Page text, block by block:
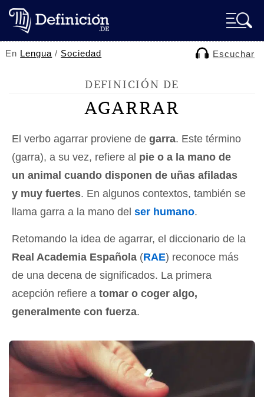
En Lengua / Sociedad Escuchar
DEFINICIÓN DE
AGARRAR
El verbo agarrar proviene de garra. Este término
(garra), a su vez, refiere al pie o a la mano de
un animal cuando disponen de uñas afiladas
y muy fuertes. En algunos contextos, también se
llama garra a la mano del ser humano.
Retomando la idea de agarrar, el diccionario de la
Real Academia Española (RAE) reconoce más
de una decena de significados. La primera
acepción refiere a tomar o coger algo,
generalmente con fuerza.